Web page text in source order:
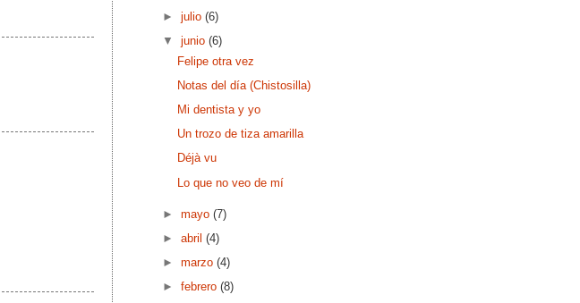
►julio(6)
▼junio(6)
Felipe otra vez
Notas del día (Chistosilla)
Mi dentista y yo
Un trozo de tiza amarilla
Déjà vu
Lo que no veo de mí
►mayo(7)
►abril(4)
►marzo(4)
►febrero(8)